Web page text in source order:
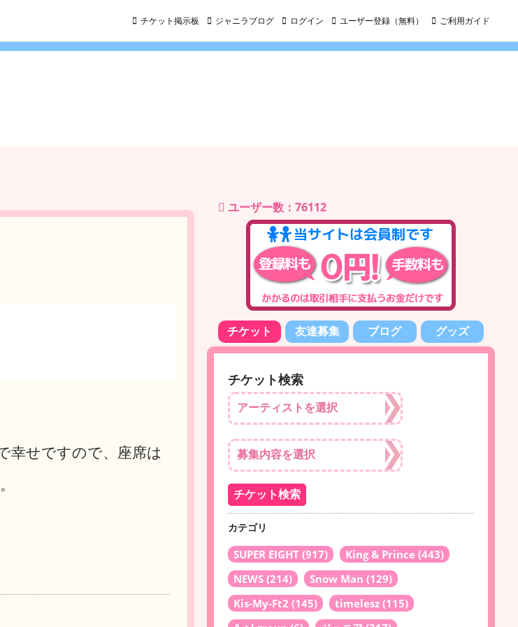
チケット掲示板 ジャニラブログ ログイン ユーザー登録（無料） ご利用ガイド
幸せですので、座席は
ユーザー数：76112
チケット 友達募集 ブログ グッズ
チケット検索
カテゴリ
SUPER EIGHT (917) King & Prince (443)
NEWS (214) Snow Man (129)
Kis-My-Ft2 (145) timelesz (115)